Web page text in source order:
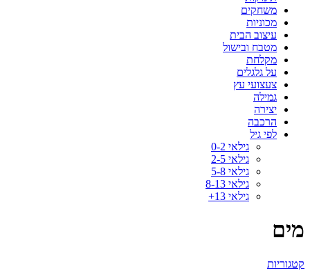
משחקים
מכוניות
עיצוב הבית
מטבח ובישול
מקלחת
על גלגלים
צעצועי עץ
גמילה
יצירה
הרכבה
לפי גיל
גילאי 0-2
גילאי 2-5
גילאי 5-8
גילאי 8-13
גילאי 13+
מים
קטגוריות